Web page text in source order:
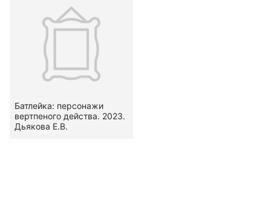
Батлейка: персонажи
вертпеного действа. 2023.
Дьякова Е.В.